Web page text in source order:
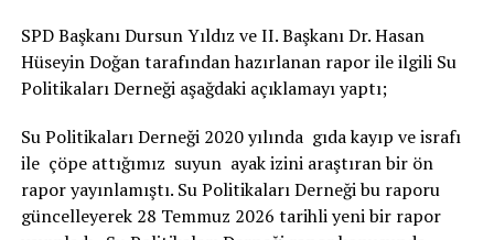
SPD Başkanı Dursun Yıldız ve II. Başkanı Dr. Hasan
Hüseyin Doğan tarafından hazırlanan rapor ile ilgili Su
Politikaları Derneği aşağdaki açıklamayı yaptı;
Su Politikaları Derneği 2020 yılında gıda kayıp ve israfı
ile çöpe attığımız suyun ayak izini araştıran bir ön
rapor yayınlamıştı. Su Politikaları Derneği bu raporu
güncelleyerek 28 Temmuz 2026 tarihli yeni bir rapor